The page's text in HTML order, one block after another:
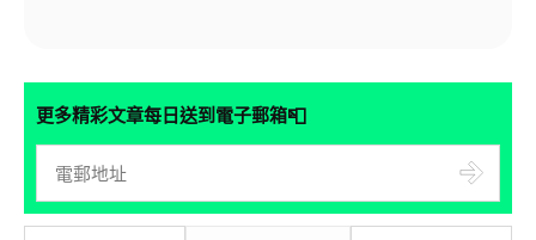
更多精彩文章每日送到電子郵箱📮